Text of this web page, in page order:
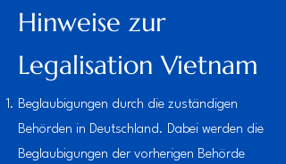
Hinweise zur
Legalisation Vietnam
Beglaubigungen durch die zuständigen
Behörden in Deutschland. Dabei werden die
Beglaubigungen der vorherigen Behörde